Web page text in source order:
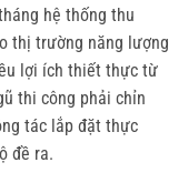
hệ thống thu
thị trường năng lượng
lợi ích thiết thực từ
thi công phải chỉn
tác lắp đặt thực
đề ra.